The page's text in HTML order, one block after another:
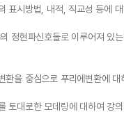
표시방법, 내적, 직교성 등에
정현파신호들로 이루어져 있
환을 중심으로 푸리에변환에 대
토대로한 모데링에 대하여 강